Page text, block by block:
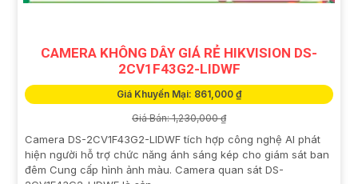
CAMERA KHÔNG DÂY GIÁ RẺ HIKVISION DS-
2CV1F43G2-LIDWF
Giá Khuyến Mại: 861,000 ₫
Giá Bán: 1,230,000 ₫
Camera DS-2CV1F43G2-LIDWF tích hợp công nghệ AI phát
hiện người hỗ trợ chức năng ánh sáng kép cho giám sát ban
đêm Cung cấp hình ảnh màu. Camera quan sát DS-